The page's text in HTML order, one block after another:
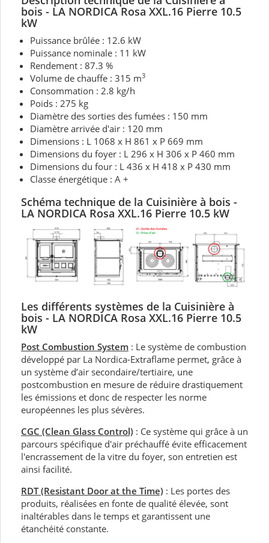
bois - LA NORDICA Rosa XXL.16 Pierre 10.5
kW
Puissance brûlée : 12.6 kW
Puissance nominale : 11 kW
Rendement : 87.3 %
Volume de chauffe : 315 m3
Consommation : 2.8 kg/h
Poids : 275 kg
Diamètre des sorties des fumées : 150 mm
Diamètre arrivée d'air : 120 mm
Dimensions : L 1068 x H 861 x P 669 mm
Dimensions du foyer : L 296 x H 306 x P 460 mm
Dimensions du four : L 436 x H 418 x P 430 mm
Classe énergétique : A +
Schéma technique de la Cuisinière à bois -
LA NORDICA Rosa XXL.16 Pierre 10.5 kW
Les différents systèmes de la Cuisinière à
bois - LA NORDICA Rosa XXL.16 Pierre 10.5
kW
Post Combustion System : Le système de combustion
développé par La Nordica-Extraflame permet, grâce à
un système d’air secondaire/tertiaire, une
postcombustion en mesure de réduire drastiquement
les émissions et donc de respecter les norme
européennes les plus sévères.
CGC (Clean Glass Control) : Ce système qui grâce à un
parcours spécifique d'air préchauffé évite efficacement
l'encrassement de la vitre du foyer, son entretien est
ainsi facilité.
RDT (Resistant Door at the Time) : Les portes des
produits, réalisées en fonte de qualité élevée, sont
inaltérables dans le temps et garantissent une
étanchéité constante.